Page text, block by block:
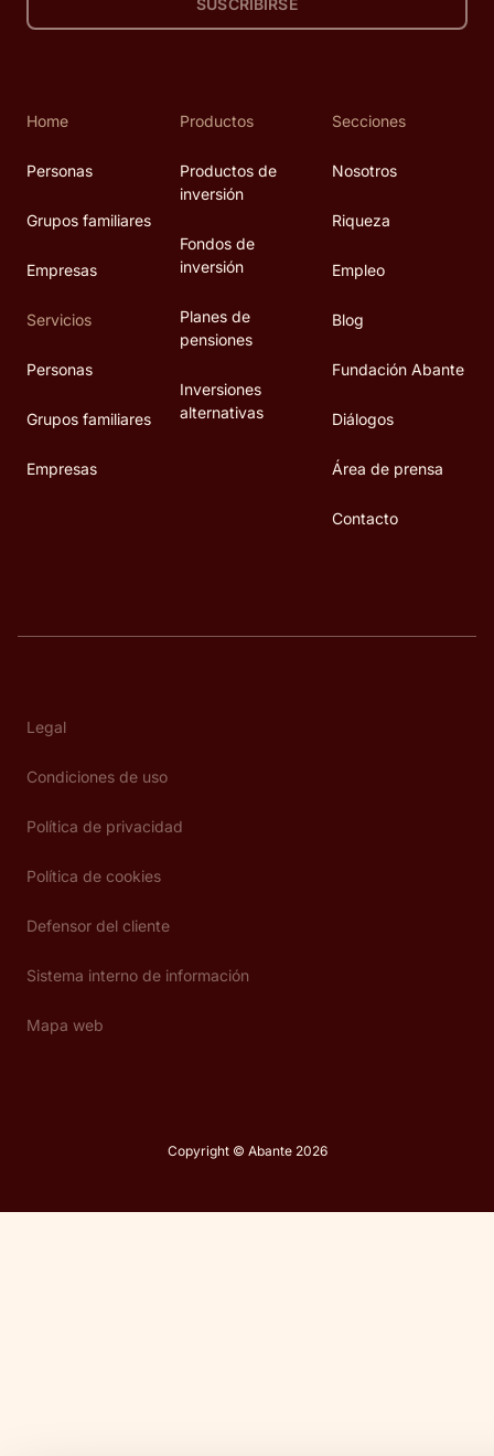
SUSCRIBIRSE
Home
Personas
Grupos familiares
Empresas
Servicios
Personas
Grupos familiares
Empresas
Productos
Productos de
inversión
Fondos de
inversión
Planes de
pensiones
Inversiones
alternativas
Secciones
Nosotros
Riqueza
Empleo
Blog
Fundación Abante
Diálogos
Área de prensa
Contacto
Legal
Condiciones de uso
Política de privacidad
Política de cookies
Defensor del cliente
Sistema interno de información
Mapa web
Copyright © Abante 2026